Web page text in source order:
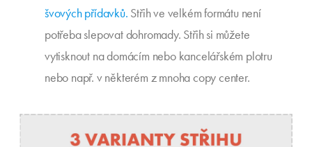
švových přídavků. Střih ve velkém formátu není
potřeba slepovat dohromady. Střih si můžete
vytisknout na domácím nebo kancelářském plotru
nebo např. v některém z mnoha copy center.